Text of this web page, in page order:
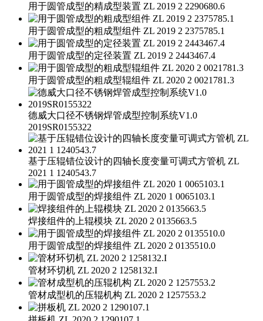
用于圆管成型的精成型装置 ZL 2019 2 2290680.6
用于圆管成型的粗成型组件 ZL 2019 2 2375785.1
用于圆管成型的定径装置 ZL 2019 2 2443467.4
用于圆管成型的粗成型辊组件 ZL 2020 2 0021781.3
德威大口径不锈钢焊管成型控制系统V1.0
2019SR0155322
基于压辊错位设计的四轴长度变量可调式方管机 ZL
2021 1 1240543.7
用于圆管成型的焊接组件 ZL 2020 1 0065103.1
焊接组件的上辊模块 ZL 2020 2 0135663.5
用于圆管成型的焊接组件 ZL 2020 2 0135510.0
管材环切机 ZL 2020 2 1258132.I
管材成型机的压辊机构 ZL 2020 2 1257553.2